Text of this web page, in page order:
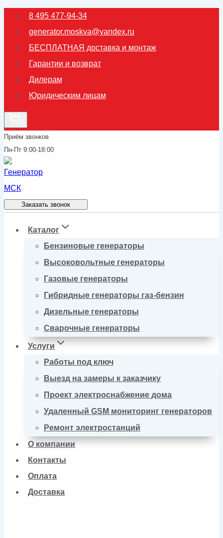
Перейти
содержимому
8 495 477-94-34
generator.moskva@yandex.ru
БЕСПЛАТНАЯ доставка и монтаж
Гарантии и возврат
Дилерам
Юридическим лицам
Приём звонков
Пн-Пт 9:00-18:00
Заказать звонок
Каталог
Бензиновые генераторы
Высоковольтные генераторы
Газовые генераторы
Гибридные генераторы газ-бензин
Дизельные генераторы
Сварочные генераторы
Услуги
Работы под ключ
Выезд на замеры к заказчику
Проект электроснабжение дома
Удаленный GSM мониторинг генераторов
Ремонт электростанций
О компании
Контакты
Оплата
Доставка